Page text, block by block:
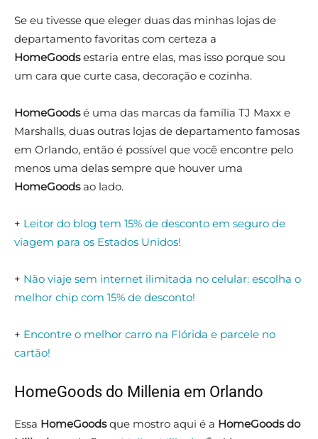
Se eu tivesse que eleger duas das minhas lojas de
departamento favoritas com certeza a
HomeGoodsestaria entre elas, mas isso porque sou
um cara que curte casa, decoração e cozinha.
HomeGoodsé uma das marcas da família TJ Maxx e
Marshalls, duas outras lojas de departamento famosas
em Orlando, então é possível que você encontre pelo
menos uma delas sempre que houver uma
HomeGoodsao lado.
+ Leitor do blog tem 15% de desconto em seguro de
viagem para os Estados Unidos!
+ Não viaje sem internet ilimitada no celular: escolha o
melhor chip com 15% de desconto!
+ Encontre o melhor carro na Flórida e parcele no
cartão!
HomeGoods do Millenia em Orlando
Essa HomeGoodsque mostro aqui é a HomeGoods do